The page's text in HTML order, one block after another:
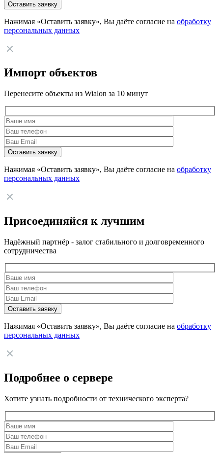
Нажимая «Оставить заявку», Вы даёте согласие на обработку
персональных данных
Импорт объектов
Перенесите объекты из Wialon за 10 минут
Нажимая «Оставить заявку», Вы даёте согласие на обработку
персональных данных
Присоединяйся к лучшим
Надёжный партнёр - залог стабильного и долговременного
сотрудничества
Нажимая «Оставить заявку», Вы даёте согласие на обработку
персональных данных
Подробнее о сервере
Хотите узнать подробности от технического эксперта?